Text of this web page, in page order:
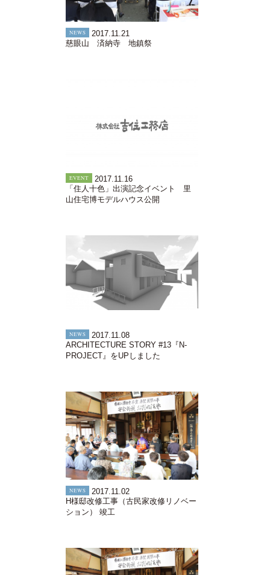
NEWS
2017.11.21
慈眼山 済納寺 地鎮祭
EVENT
2017.11.16
「住人十色」出演記念イベント 里
山住宅博モデルハウス公開
NEWS
2017.11.08
ARCHITECTURE STORY #13『N-
PROJECT』をUPしました
NEWS
2017.11.02
H様邸改修工事（古民家改修リノベー
ション） 竣工